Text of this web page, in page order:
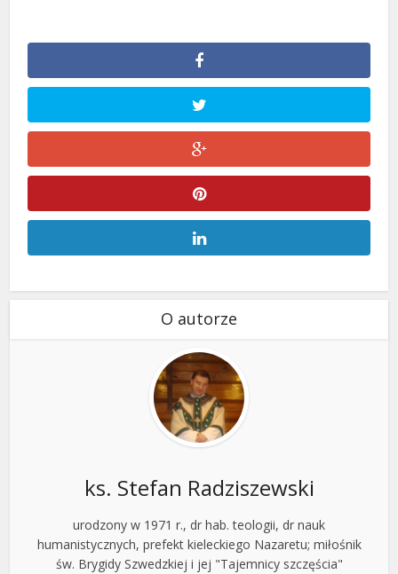
O autorze
ks. Stefan Radziszewski
urodzony w 1971 r., dr hab. teologii, dr nauk
humanistycznych, prefekt kieleckiego Nazaretu; miłośnik
św. Brygidy Szwedzkiej i jej "Tajemnicy szczęścia"